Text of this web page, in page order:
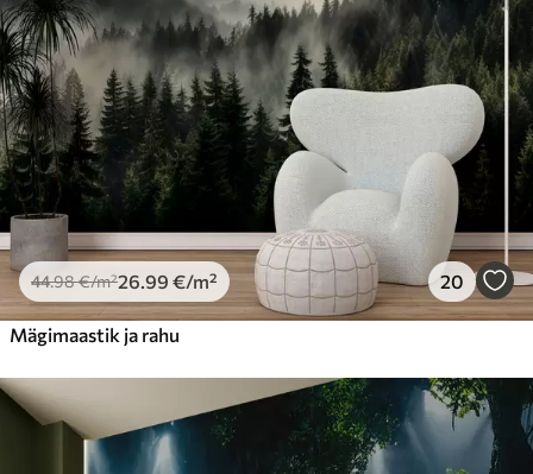
44.98€/m²26.99 €/m² 20
Mägimaastik ja rahu